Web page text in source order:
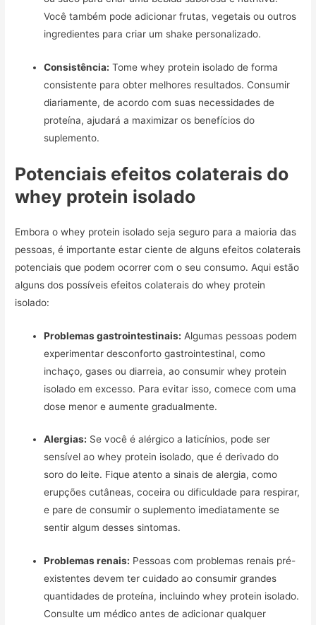
Você também pode adicionar frutas, vegetais ou outros
ingredientes para criar um shake personalizado.
Consistência: Tome whey protein isolado de forma
consistente para obter melhores resultados. Consumir
diariamente, de acordo com suas necessidades de
proteína, ajudará a maximizar os benefícios do
suplemento.
Potenciais efeitos colaterais do
whey protein isolado
Embora o whey protein isolado seja seguro para a maioria das
pessoas, é importante estar ciente de alguns efeitos colaterais
potenciais que podem ocorrer com o seu consumo. Aqui estão
alguns dos possíveis efeitos colaterais do whey protein
isolado:
Problemas gastrointestinais: Algumas pessoas podem
experimentar desconforto gastrointestinal, como
inchaço, gases ou diarreia, ao consumir whey protein
isolado em excesso. Para evitar isso, comece com uma
dose menor e aumente gradualmente.
Alergias: Se você é alérgico a laticínios, pode ser
sensível ao whey protein isolado, que é derivado do
soro do leite. Fique atento a sinais de alergia, como
erupções cutâneas, coceira ou dificuldade para respirar,
e pare de consumir o suplemento imediatamente se
sentir algum desses sintomas.
Problemas renais: Pessoas com problemas renais pré-
existentes devem ter cuidado ao consumir grandes
quantidades de proteína, incluindo whey protein isolado.
Consulte um médico antes de adicionar qualquer